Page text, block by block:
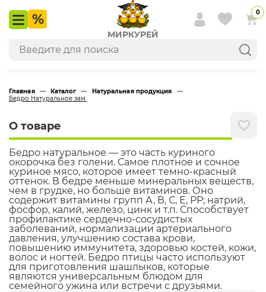
МИРКУРЕЙ
0
Главная — Каталог — Натуральная продукция
—
Бедро Натуральное зам.
О товаре
Бедро натуральное — это часть куриного
окорочка без голени. Самое плотное и сочное
куриное мясо, которое имеет темно-красный
оттенок. В бедре меньше минеральных веществ,
чем в грудке, но больше витаминов. Оно
содержит витамины групп А, В, С, Е, РР; натрий,
фосфор, калий, железо, цинк и т.п. Способствует
профилактике сердечно-сосудистых
заболеваний, нормализации артериального
давления, улучшению состава крови,
повышению иммунитета, здоровью костей, кожи,
волос и ногтей. Бедро птицы часто используют
для приготовления шашлыков, которые
являются универсальным блюдом для
семейного ужина или встречи с друзьями.